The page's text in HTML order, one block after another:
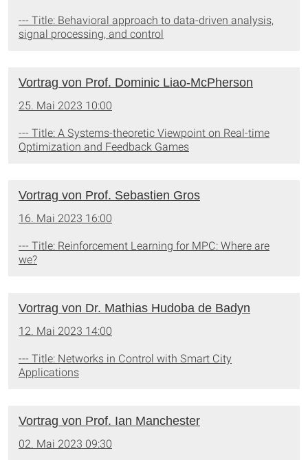
--- Title: Behavioral approach to data-driven analysis,
signal processing, and control
Vortrag von Prof. Dominic Liao-McPherson
25. Mai 2023 10:00
--- Title: A Systems-theoretic Viewpoint on Real-time
Optimization and Feedback Games
Vortrag von Prof. Sebastien Gros
16. Mai 2023 16:00
--- Title: Reinforcement Learning for MPC: Where are
we?
Vortrag von Dr. Mathias Hudoba de Badyn
12. Mai 2023 14:00
--- Title: Networks in Control with Smart City
Applications
Vortrag von Prof. Ian Manchester
02. Mai 2023 09:30